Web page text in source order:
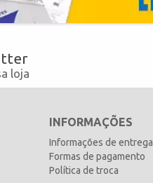
loja
INFORMAÇÕES
Informações de entrega
Formas de pagamento
Política de troca